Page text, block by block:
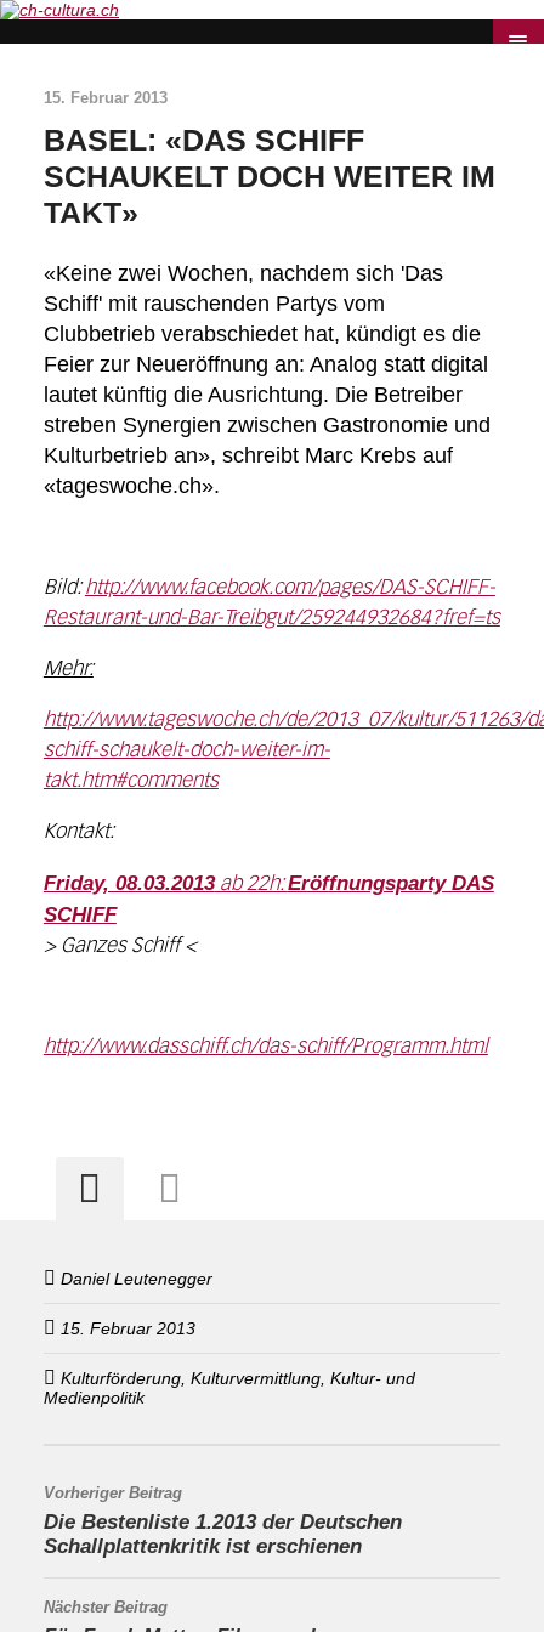
15. Februar 2013
BASEL: «DAS SCHIFF
SCHAUKELT DOCH WEITER IM
TAKT»
«Keine zwei Wochen, nachdem sich 'Das
Schiff' mit rauschenden Partys vom
Clubbetrieb verabschiedet hat, kündigt es die
Feier zur Neueröffnung an: Analog statt digital
lautet künftig die Ausrichtung. Die Betreiber
streben Synergien zwischen Gastronomie und
Kulturbetrieb an», schreibt Marc Krebs auf
«tageswoche.ch».
Bild:http://www.facebook.com/pages/DAS-SCHIFF-
Restaurant-und-Bar-Treibgut/259244932684?fref=ts
Mehr:
http://www.tageswoche.ch/de/2013_07/kultur/511263/
schiff-schaukelt-doch-weiter-im-
takt.htm#comments
Kontakt:
Friday, 08.03.2013ab 22h:Eröffnungsparty DAS
SCHIFF
> Ganzes Schiff <
http://www.dasschiff.ch/das-schiff/Programm.html
Daniel Leutenegger
15. Februar 2013
Kulturförderung, Kulturvermittlung, Kultur- und
Medienpolitik
Vorheriger Beitrag
Die Bestenliste 1.2013 der Deutschen
Schallplattenkritik ist erschienen
Nächster Beitrag